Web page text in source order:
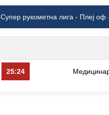
Супер рукометна лига - Плеј оф
25:24